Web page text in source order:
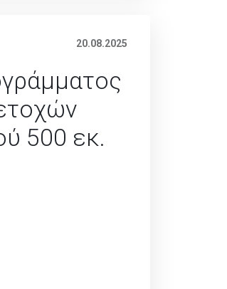
20.08.2025
500 εκ.